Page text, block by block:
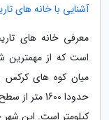
آشنایی با خانه های
معرفی خانه های
است که از مهمترین
میان کوه های کرکس
کیلومتر است. این